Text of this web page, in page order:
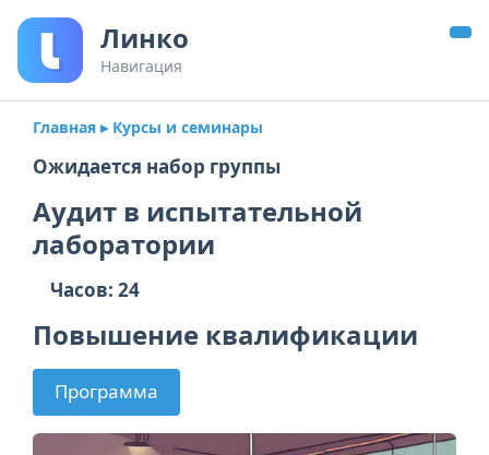
Линко
Навигация
Главная ▸ Курсы и семинары
Ожидается набор группы
Аудит в испытательной
лаборатории
Часов: 24
Повышение квалификации
Программа